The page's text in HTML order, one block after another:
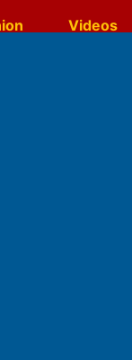
Videos